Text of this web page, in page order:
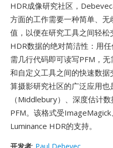
HDR成像研究社区，
方面的工作需要一种简单、
值，以便在研究工具之间轻
HDR数据的绝对简洁性：用
需几行代码即可读写PFM，
和自定义工具之间的快速数据
算摄影研究社区的广泛应用
（Middlebury）、深度估计
PFM。该格式受
Luminance HDR的支持。